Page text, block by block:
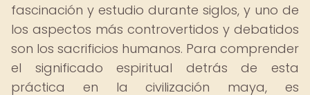
fascinación y estudio durante siglos, y uno de
los aspectos más controvertidos y debatidos
son los sacrificios humanos. Para comprender
el significado espiritual detrás de esta
práctica en la civilización maya, es